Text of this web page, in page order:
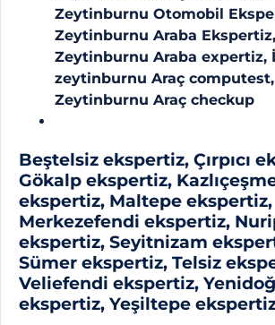
Zeytinburnu Otomobil
Zeytinburnu Araba Ekspertiz,
Zeytinburnu Araba expertiz,
zeytinburnu Araç computest,
Zeytinburnu Araç checkup
Beştelsiz ekspertiz, Çırpıcı
Gökalp ekspertiz,
ekspertiz, Maltepe ekspertiz,
Merkezefendi ekspertiz,
ekspertiz, Seyitnizam
Sümer ekspertiz, Telsiz
Veliefendi ekspertiz,
ekspertiz, Yeşiltepe